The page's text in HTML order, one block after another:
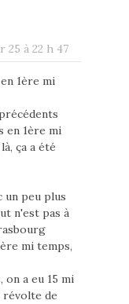
25 à 22 h 47
1ère mi
en 1ère mi
ça a été
un peu plus
n'est pas à
mi temps,
on a eu 15 mi
de